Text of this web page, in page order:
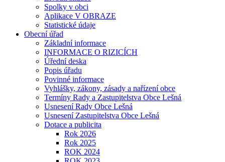
Spolky v obci
Aplikace V OBRAZE
Statistické údaje
Obecní úřad
Základní informace
INFORMACE O RIZICÍCH
Úřední deska
Popis úřadu
Povinné informace
Vyhlášky, zákony, zásady a nařízení obce
Termíny Rady a Zastupitelstva Obce Lešná
Usnesení Rady Obce Lešná
Usnesení Zastupitelstva Obce Lešná
Dotace a publicita
Rok 2026
Rok 2025
ROK 2024